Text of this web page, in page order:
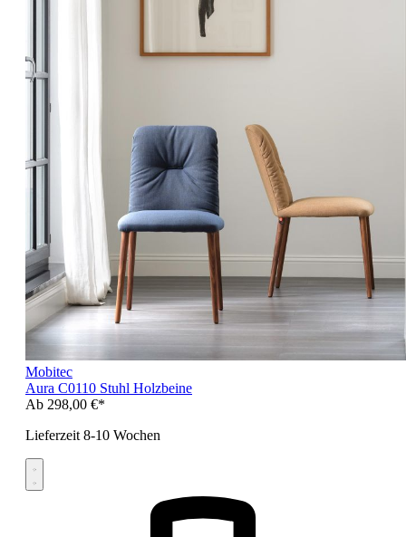
Mobitec
Aura C0110 Stuhl Holzbeine
Ab 298,00 €*
Lieferzeit 8-10 Wochen